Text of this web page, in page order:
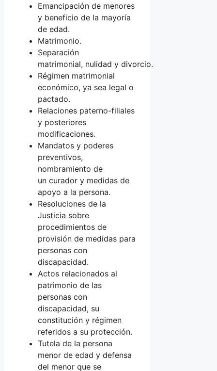
Emancipación de menores
y beneficio de la mayoría
de edad.
Matrimonio.
Separación
matrimonial, nulidad y divorcio.
Régimen matrimonial
económico, ya sea legal o
pactado.
Relaciones paterno-filiales
y posteriores
modificaciones.
Mandatos y poderes
preventivos,
nombramiento de
un curador y medidas de
apoyo a la persona.
Resoluciones de la
Justicia sobre
procedimientos de
provisión de medidas para
personas con
discapacidad.
Actos relacionados al
patrimonio de las
personas con
discapacidad, su
constitución y régimen
referidos a su protección.
Tutela de la persona
menor de edad y defensa
del menor que se